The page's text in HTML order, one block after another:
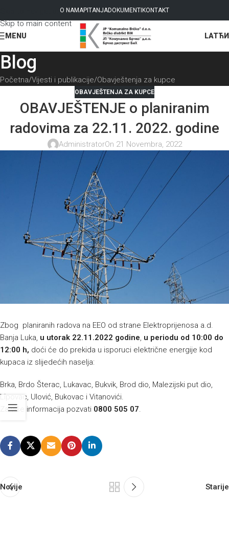
Skip to navigation
Skip to main content
O NAMAPITANJADOKUMENTI KONTAKT
MENU LAT
Blog
Početna Vijesti i publikacije Obavještenja za kupce
OBAVJEŠTENJA ZA KUPCE
OBAVJEŠTENJE o planiranim
radovima za 22.11. 2022. godine
AdministratorOn 21 Novembra, 2022
Zbog planiranih radova na EEO od strane Elektroprijenosa a.d.
Banja Luka, u utorak 22.11.2022 godine, u periodu od 10:00 do
12:00 h, doći će do prekida u isporuci električne energije kod
kupaca iz slijedećih naselja:
Brka, Brdo Šterac, Lukavac, Bukvik, Brod dio, Malezijski put dio,
Lipovac, Ulović, Bukovac i Vitanovići.
Za više informacija pozvati 0800 505 07.
Novije Starije